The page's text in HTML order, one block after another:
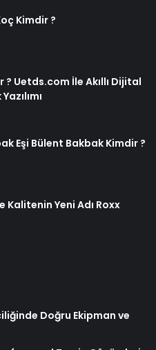
Kimdir ?
? Uetds.com İle Akıllı Dijital
Eşi Bülent Bakbak Kimdir ?
Kalitenin Yeni Adı Roxx
Doğru Ekipman ve